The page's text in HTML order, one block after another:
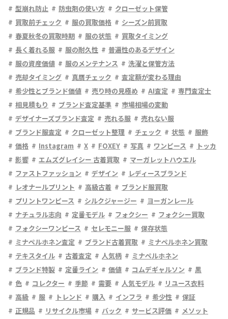
型崩れ防止
防虫剤の使い方
クローゼット保管
買取前チェック
服の買取価格
シーズン前買取
春夏秋冬の買取時期
服の状態
買取タイミング
長く着れる服
服の耐久性
普遍性のあるデザイン
服の資産価値
服のメンテナンス
洗濯と保管方法
売却タイミング
真贋チェック
査定額が変わる理由
希少性とブランド価値
売り時の見極め AI査定
専門査定士
相見積もり
ブランド査定基準
市場相場の変動
デザイナーズブランド査定
売れる服
売れない服
ブランド服査定
クローゼット整理 チェック 状態
服飾
価格
Instagram X FOXEY 写真 ワンピース
トッカ
影響
エムズグレイシー 古着買取
マーガレットハウエル
ファストファッション
デザイン
レディースブランド
レオナールプリント
高級古着
ブランド服買取
プリントワンピース
シルクジャージー
ヨーガンレール
ナチュラル志向
定番モデル フォクシー
フォクシー買取
フォクシーワンピース
セレモニー服
保存状態
ミナペルホネン査定
ブランド古着買取
ミナペルホネン買取
テキスタイル
古着査定 人気柄
ミナペルホネン
ブランド特製
定番ライン 価値 コムデギャルソン
黒
色
コレクター 季節 需要 人気モデル
リユース衣料
高級
服 トレンド 購入 インフラ 希少性
保証
正規品
リサイクル市場 バック サービス評価
メソット